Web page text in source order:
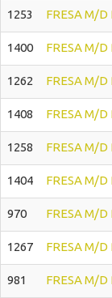
1253 FRESA M/D
1400 FRESA M/D
1262 FRESA M/D
1408 FRESA M/D
1258 FRESA M/D
1404 FRESA M/D
970 FRESA M/D
1267 FRESA M/D
981 FRESA M/D